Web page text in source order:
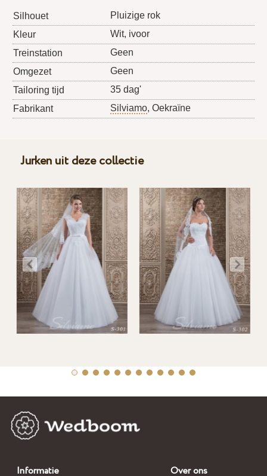
Silhouet
Pluizige rok
Kleur
Wit, ivoor
Treinstation
Geen
Omgezet
Geen
Tailoring tijd
35 dag'
Fabrikant
Silviamo, Oekraïne
Jurken uit deze collectie
Informatie Over ons